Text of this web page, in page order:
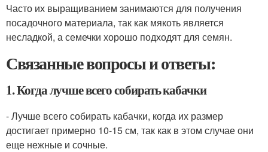
Часто их выращиванием занимаются для получения
посадочного материала, так как мякоть является
несладкой, а семечки хорошо подходят для семян.
Связанные вопросы и ответы:
1. Когда лучше всего собирать кабачки
- Лучше всего собирать кабачки, когда их размер
достигает примерно 10-15 см, так как в этом случае они
еще нежные и сочные.